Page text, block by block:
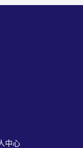
中心